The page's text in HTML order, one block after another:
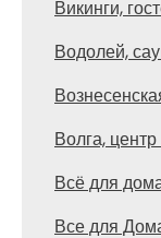
Викинги,
Водолей,
Волга,
Всё для
Все для